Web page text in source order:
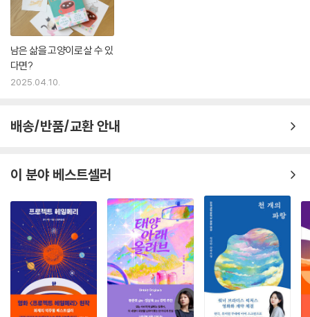
로 간단히 동거 관계를 공식적으로 인정받는다. 〈유진군〉에선 원하는 성별
을 선택하는 조건으로 ‘유진군’이 고양이가 되어 나타나지만 친구들은 그
를 자연스럽게 받아들인다. 그의 ‘성질’이 그대로인 점을 반길 뿐 친구들에
겐 그가 여자인지 남자인지는 전혀 중요하지 않다는 점에서 성별을 넘어서
한 사람을 이해하는 다양한 가능성이 있음을 시사한다.
상성의 규범 자체가 실은 대단히 절대적인 것은 아닐 수 있음을 가볍게 뒤
남은 삶을 고양이로 살 수 있
다면?
2025.04.10.
배송/반품/교환 안내
이 분야 베스트셀러